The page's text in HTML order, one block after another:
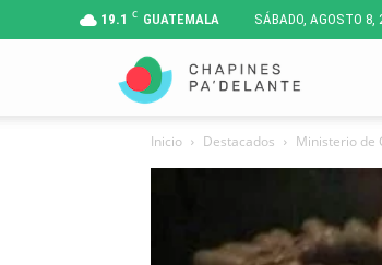
19.1 C GUATEMALA SÁBADO, AGOSTO 8,
Pa'
Delante
Inicio Destacados Ministerio de